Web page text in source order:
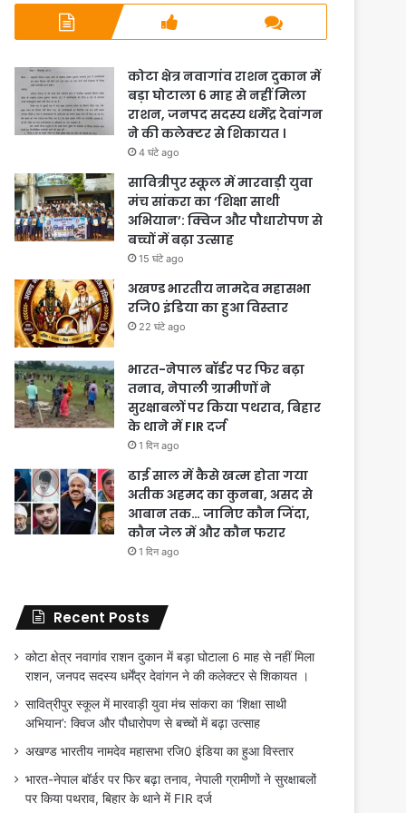
कोटा क्षेत्र नवागांव राशन दुकान में
बड़ा घोटाला 6 माह से नहीं मिला
राशन, जनपद सदस्य धर्मेंद्र देवांगन
ने की कलेक्टर से शिकायत ।
4 घंटे ago
सावित्रीपुर स्कूल में मारवाड़ी युवा
मंच सांकरा का ‘शिक्षा साथी
अभियान’: क्विज और पौधारोपण से
बच्चों में बढ़ा उत्साह
15 घंटे ago
अखण्ड भारतीय नामदेव महासभा
रजि0 इंडिया का हुआ विस्तार
22 घंटे ago
भारत-नेपाल बॉर्डर पर फिर बढ़ा
तनाव, नेपाली ग्रामीणों ने
सुरक्षाबलों पर किया पथराव, बिहार
के थाने में FIR दर्ज
1 दिन ago
ढाई साल में कैसे खत्म होता गया
अतीक अहमद का कुनबा, असद से
आबान तक… जानिए कौन जिंदा,
कौन जेल में और कौन फरार
1 दिन ago
Recent Posts
कोटा क्षेत्र नवागांव राशन दुकान में बड़ा घोटाला 6 माह से नहीं मिला
राशन, जनपद सदस्य धर्मेंद्र देवांगन ने की कलेक्टर से शिकायत ।
सावित्रीपुर स्कूल में मारवाड़ी युवा मंच सांकरा का ‘शिक्षा साथी
अभियान’: क्विज और पौधारोपण से बच्चों में बढ़ा उत्साह
अखण्ड भारतीय नामदेव महासभा रजि0 इंडिया का हुआ विस्तार
भारत-नेपाल बॉर्डर पर फिर बढ़ा तनाव, नेपाली ग्रामीणों ने सुरक्षाबलों
पर किया पथराव, बिहार के थाने में FIR दर्ज